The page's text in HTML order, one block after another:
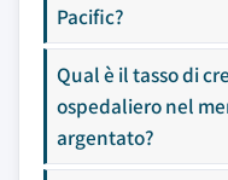
Pacific?
Qual è il tasso di
ospedaliero nel
argentato?